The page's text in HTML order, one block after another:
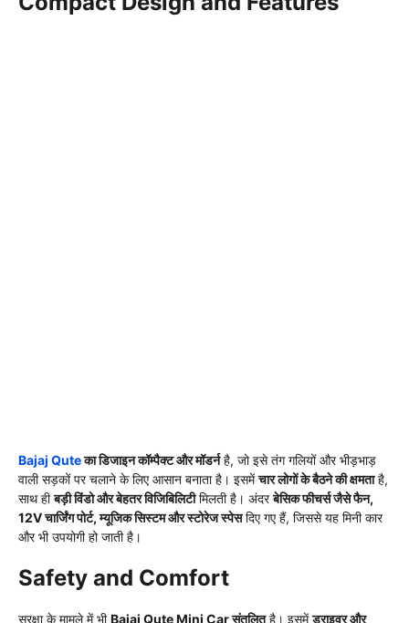
Bajaj Quteका डिजाइन कॉम्पैक्ट और मॉडर्नहै, जो इसे तंग गलियों और भीड़भाड़
वाली सड़कों पर चलाने के लिए आसान बनाता है। इसमेंचार लोगों के बैठने की क्षमताहै,
साथ हीबड़ी विंडो और बेहतर विजिबिलिटीमिलती है। अंदरबेसिक फीचर्स जैसे फैन,
12V चार्जिंग पोर्ट, म्यूजिक सिस्टम और स्टोरेज स्पेसदिए गए हैं, जिससे यह मिनी कार
और भी उपयोगी हो जाती है।
Safety and Comfort
सुरक्षा के मामले में भीBajaj Qute Mini Car संतुलितहै। इसमेंड्राइवर और